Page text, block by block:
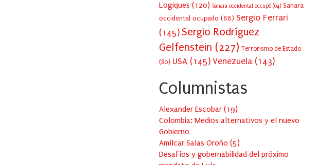
Logiques (120) Sahara occidental occupé (64) Sahara
occidental ocupado (88) Sergio Ferrari
(145) Sergio Rodríguez
Gelfenstein (227) Terrorismo de Estado
(80) USA (145) Venezuela (143)
Columnistas
Alexander Escobar (19)
Colombia: Medios alternativos y el nuevo
Gobierno
Amílcar Salas Oroño (5)
Desafíos y gobernabilidad del próximo